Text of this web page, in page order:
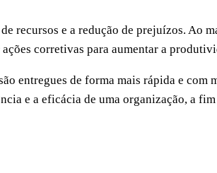
recursos e a redução de prejuízos. Ao
corretivas para aumentar a
entregues de forma mais rápida e com
e a eficácia de uma organização, a